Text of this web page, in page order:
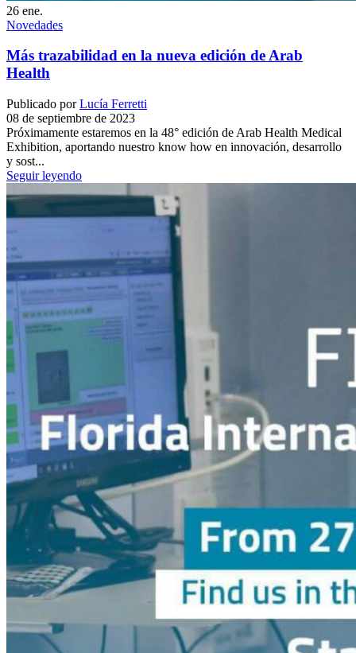
26 ene.
Novedades
Más trazabilidad en la nueva edición de Arab
Health
Publicado por Lucía Ferretti
08 de septiembre de 2023
Próximamente estaremos en la 48° edición de Arab Health Medical
Exhibition, aportando nuestro know how en innovación, desarrollo
y sost...
Seguir leyendo